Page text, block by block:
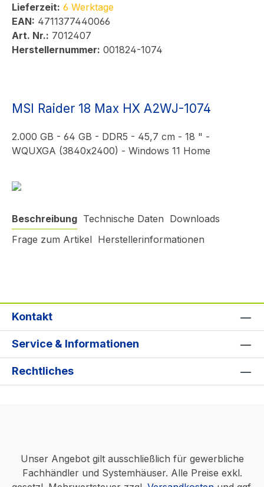
Lieferzeit: 6 Werktage
EAN: 4711377440066
Art. Nr.: 7012407
Herstellernummer: 001824-1074
MSI Raider 18 Max HX A2WJ-1074
2.000 GB - 64 GB - DDR5 - 45,7 cm - 18 " -
WQUXGA (3840x2400) - Windows 11 Home
Beschreibung Technische Daten Downloads
Frage zum Artikel Herstellerinformationen
Kontakt
Service & Informationen
Rechtliches
Unser Angebot gilt ausschließlich für gewerbliche
Fachhändler und Systemhäuser. Alle Preise exkl.